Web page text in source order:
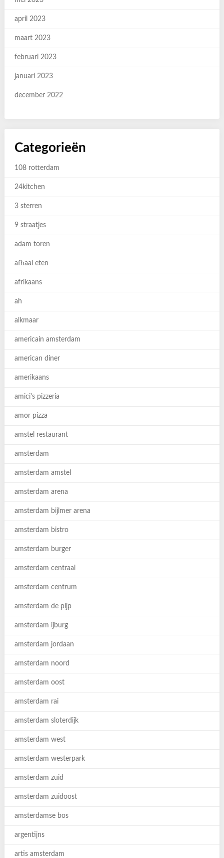
april 2023
maart 2023
februari 2023
januari 2023
december 2022
Categorieën
108 rotterdam
24kitchen
3 sterren
9 straatjes
adam toren
afhaal eten
afrikaans
ah
alkmaar
americain amsterdam
american diner
amerikaans
amici's pizzeria
amor pizza
amstel restaurant
amsterdam
amsterdam amstel
amsterdam arena
amsterdam bijlmer arena
amsterdam bistro
amsterdam burger
amsterdam centraal
amsterdam centrum
amsterdam de pijp
amsterdam ijburg
amsterdam jordaan
amsterdam noord
amsterdam oost
amsterdam rai
amsterdam sloterdijk
amsterdam west
amsterdam westerpark
amsterdam zuid
amsterdam zuidoost
amsterdamse bos
argentijns
artis amsterdam